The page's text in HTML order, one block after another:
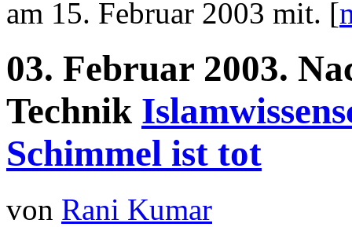
am 15. Februar 2003 mit. [
03. Februar 2003.
Technik
Schimmel ist tot
von Rani Kumar